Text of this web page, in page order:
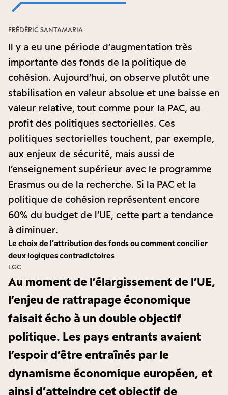
Il y a eu une période d’augmentation très
importante des fonds de la politique de
cohésion. Aujourd’hui, on observe plutôt une
stabilisation en valeur absolue et une baisse en
valeur relative, tout comme pour la PAC, au
profit des politiques sectorielles. Ces
politiques sectorielles touchent, par exemple,
aux enjeux de sécurité, mais aussi de
l’enseignement supérieur avec le programme
Erasmus ou de la recherche. Si la PAC et la
politique de cohésion représentent encore
60% du budget de l’UE, cette part a tendance
à diminuer.
FRÉDÉRIC SANTAMARIA
Le choix de l’attribution des fonds ou comment concilier
deux logiques contradictoires
Au moment de l’élargissement de l’UE,
l’enjeu de rattrapage économique
faisait écho à un double objectif
politique. Les pays entrants avaient
l’espoir d’être entraînés par le
dynamisme économique européen, et
ainsi d’atteindre cet objectif de
LGC